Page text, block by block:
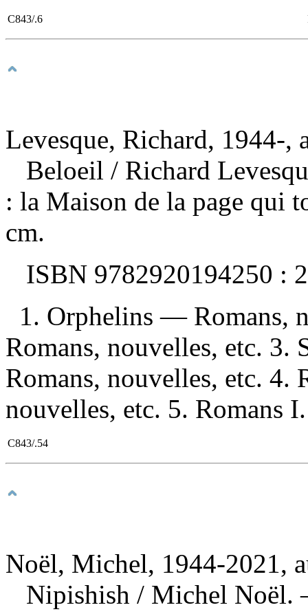
C843/.6
Levesque, Richard, 1944-,
Beloeil / Richard
: la Maison de la page qui
cm.
ISBN 9782920194250 :
1. Orphelins — Romans,
Romans, nouvelles, etc. 3.
Romans, nouvelles, etc. 4.
nouvelles, etc. 5. Romans
C843/.54
Noël, Michel, 1944-2021,
Nipishish / Michel Noël.